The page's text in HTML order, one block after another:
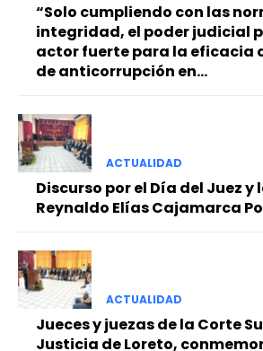
“Solo cumpliendo con las
integridad, el poder judicial
actor fuerte para la eficacia
de anticorrupción en...
ACTUALIDAD
Discurso por el Día del Juez y
Reynaldo Elías Cajamarca
ACTUALIDAD
Jueces y juezas de la Corte
Justicia de Loreto,